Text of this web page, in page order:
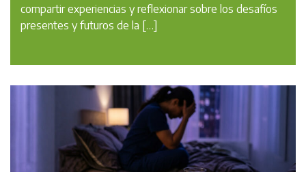
compartir experiencias y reflexionar sobre los desafíos
presentes y futuros de la […]